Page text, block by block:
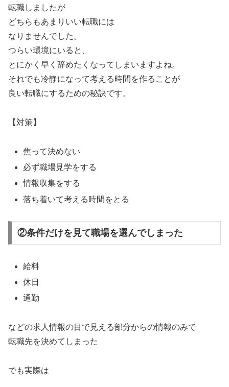
転職しましたが
どちらもあまりいい転職には
なりませんでした。
つらい環境にいると、
とにかく早く辞めたくなってしまいますよね。
それでも冷静になって考える時間を作ることが
良い転職にするための秘訣です。
【対策】
焦って決めない
必ず職場見学をする
情報収集をする
落ち着いて考える時間をとる
②条件だけを見て職場を選んでしまった
給料
休日
通勤
などの求人情報の目で見える部分からの情報のみで
転職先を決めてしまった
でも実際は